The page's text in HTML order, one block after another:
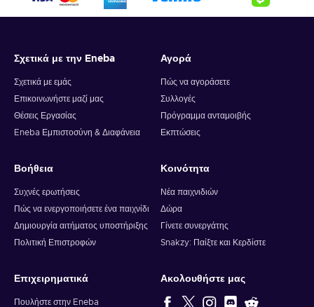
Σχετικά με την Eneba
Σχετικά με εμάς
Επικοινωνήστε μαζί μας
Θέσεις Εργασίας
Eneba Εμπιστοσύνη & Διαφάνεια
Αγορά
Πώς να αγοράσετε
Συλλογές
Πρόγραμμα ανταμοιβής
Εκπτώσεις
Βοήθεια
Συχνές ερωτήσεις
Πώς να ενεργοποιήσετε ένα παιχνίδι
Δημιουργία αιτήματος υποστήριξης
Πολιτική Επιστροφών
Κοινότητα
Νέα παιχνιδιών
Δώρα
Γίνετε συνεργάτης
Snakzy: Παίξτε και Κερδίστε
Επιχειρηματικά
Πουλήστε στην Eneba
Ακολουθήστε μας